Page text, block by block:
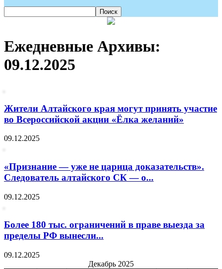
Ежедневные Архивы:
09.12.2025
Жители Алтайского края могут принять участие
во Всероссийской акции «Ёлка желаний»
09.12.2025
«Признание — уже не царица доказательств».
Следователь алтайского СК — о...
09.12.2025
Более 180 тыс. ограничений в праве выезда за
пределы РФ вынесли...
09.12.2025
Декабрь 2025